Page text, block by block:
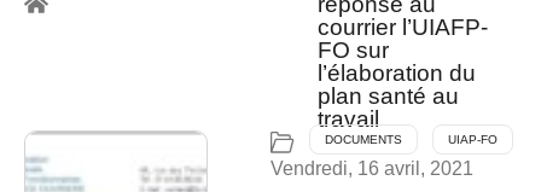
courrier l’UIAFP-
FO sur
l’élaboration du
plan santé au
travail
DOCUMENTS UIAP-FO
Vendredi, 16 avril, 2021